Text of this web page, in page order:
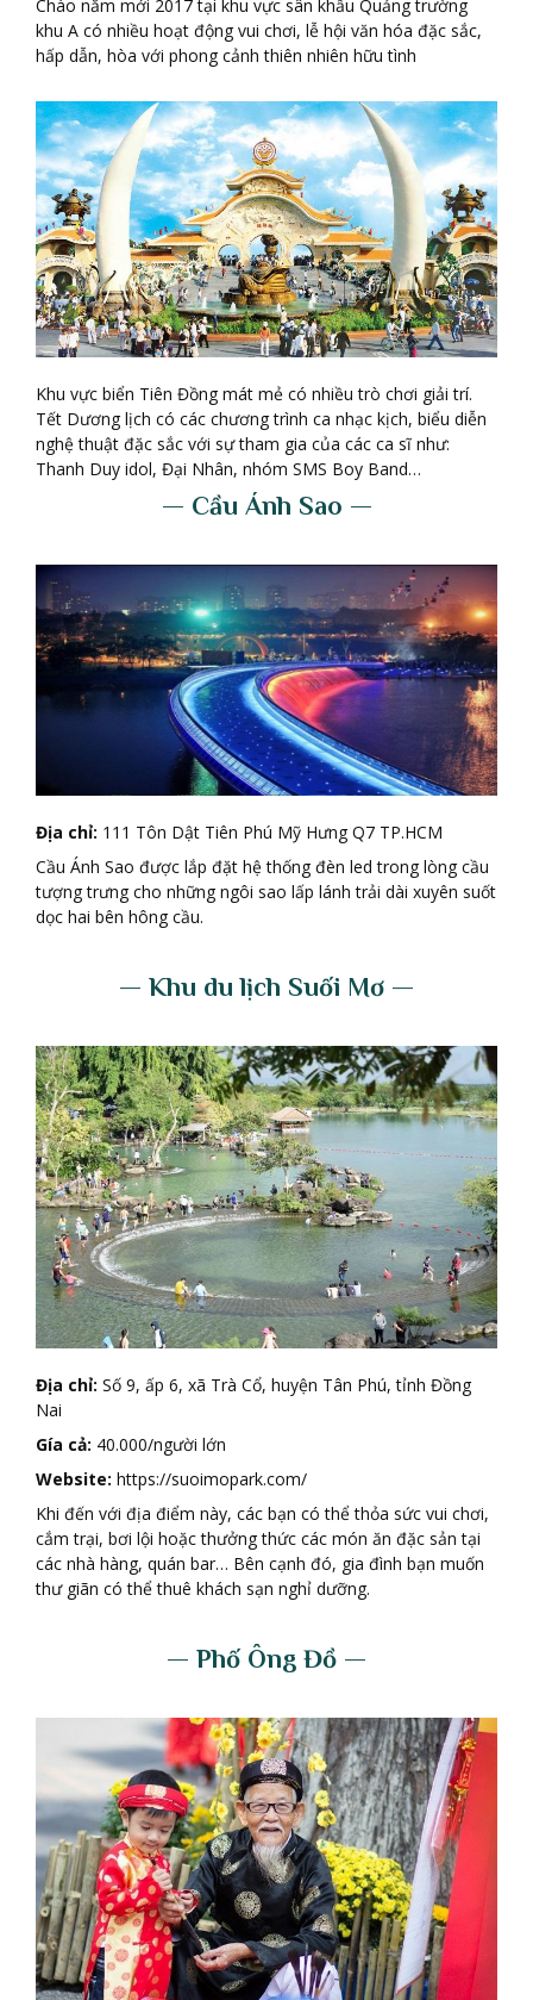
Chào năm mới 2017 tại khu vực sân khấu Quảng trường
khu A có nhiều hoạt động vui chơi, lễ hội văn hóa đặc sắc,
hấp dẫn, hòa với phong cảnh thiên nhiên hữu tình
Khu vực biển Tiên Đồng mát mẻ có nhiều trò chơi giải trí.
Tết Dương lịch có các chương trình ca nhạc kịch, biểu diễn
nghệ thuật đặc sắc với sự tham gia của các ca sĩ như:
Thanh Duy idol, Đại Nhân, nhóm SMS Boy Band…
— Cầu Ánh Sao —
Địa chỉ: 111 Tôn Dật Tiên Phú Mỹ Hưng Q7 TP.HCM
Cầu Ánh Sao được lắp đặt hệ thống đèn led trong lòng cầu
tượng trưng cho những ngôi sao lấp lánh trải dài xuyên suốt
dọc hai bên hông cầu.
— Khu du lịch Suối Mơ —
Địa chỉ: Số 9, ấp 6, xã Trà Cổ, huyện Tân Phú, tỉnh Đồng
Nai
Gía cả: 40.000/người lớn
Website: https://suoimopark.com/
Khi đến với địa điểm này, các bạn có thể thỏa sức vui chơi,
cắm trại, bơi lội hoặc thưởng thức các món ăn đặc sản tại
các nhà hàng, quán bar… Bên cạnh đó, gia đình bạn muốn
thư giãn có thể thuê khách sạn nghỉ dưỡng.
— Phố Ông Đồ —